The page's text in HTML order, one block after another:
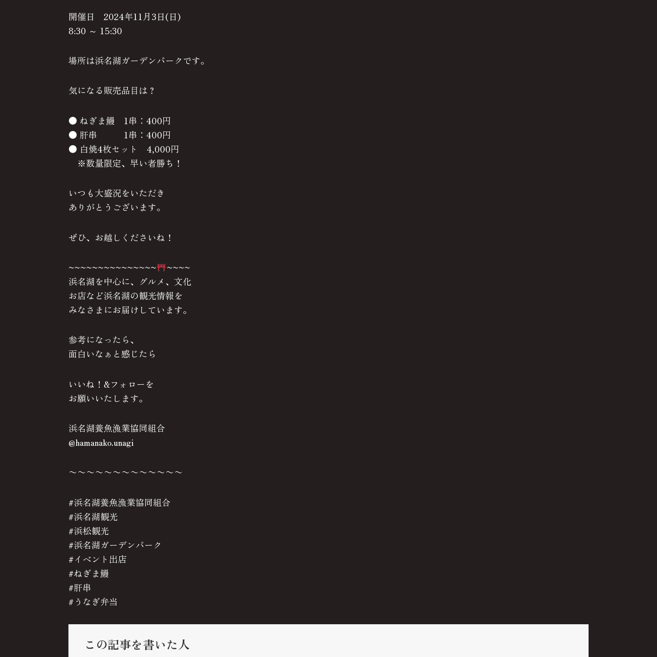
開催日 2024年11月3日(日)
8:30 ～ 15:30
場所は浜名湖ガーデンパークです。
気になる販売品目は？
● ねぎま鰻 1串：400円
● 肝串 1串：400円
● 白焼4枚セット 4,000円
※数量限定、早い者勝ち！
いつも大盛況をいただき
ありがとうございます。
ぜひ、お越しくださいね！
~~~~~~~~~~~~~~~
~~~~
浜名湖を中心に、グルメ、文化
お店など浜名湖の観光情報を
みなさまにお届けしています。
参考になったら、
面白いなぁと感じたら
いいね！&フォローを
お願いいたします。
浜名湖養魚漁業協同組合
@hamanako.unagi
〜〜〜〜〜〜〜〜〜〜〜〜〜
#浜名湖養魚漁業協同組合
#浜名湖観光
#浜松観光
#浜名湖ガーデンパーク
#イベント出店
#ねぎま鰻
#肝串
#うなぎ弁当
この記事を書いた人